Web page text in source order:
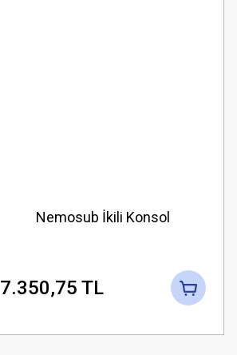
Nemosub İkili Konsol
7.350,75 TL